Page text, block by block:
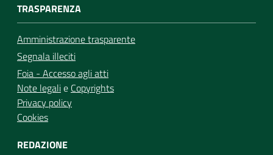
TRASPARENZA
Amministrazione trasparente
Segnala illeciti
Foia - Accesso agli atti
Note legalie Copyrights
Privacy policy
Cookies
REDAZIONE